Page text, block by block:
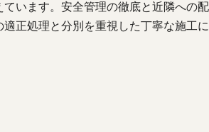
います。安全管理の徹底と近隣への配
正処理と分別を重視した丁寧な施工に